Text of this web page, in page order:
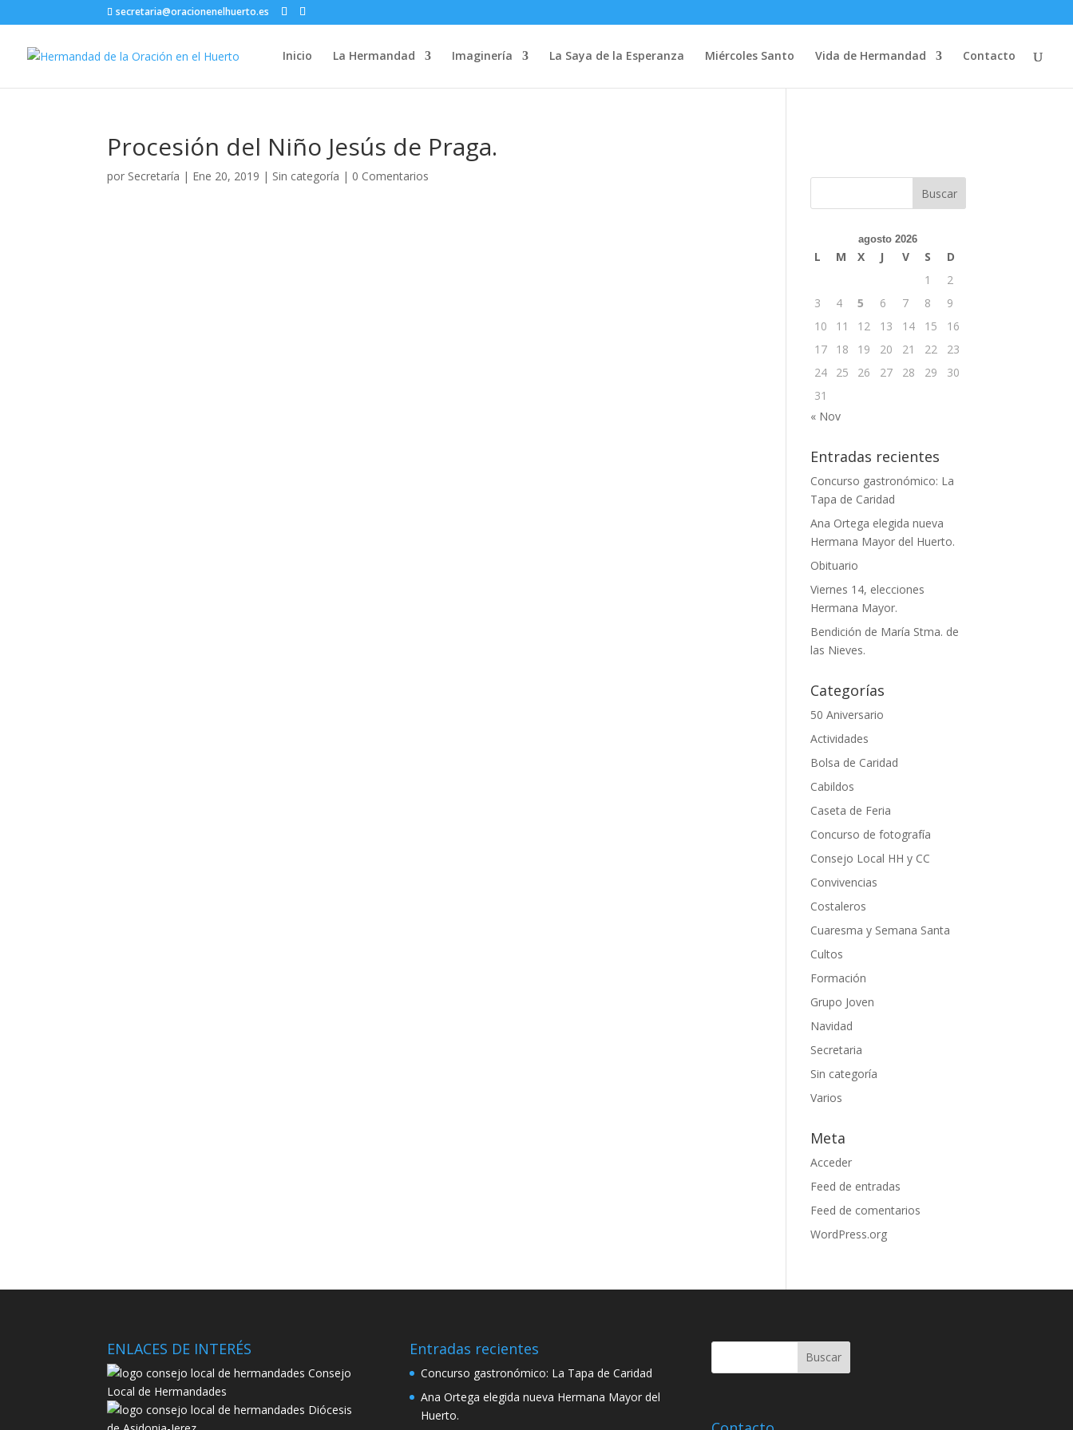
secretaria@oracionenelhuerto.es
Inicio La Hermandad Imaginería La Saya de la Esperanza Miércoles Santo Vida de Hermandad Contacto
Procesión del Niño Jesús de Praga.
por Secretaría | Ene 20, 2019 | Sin categoría | 0 Comentarios
agosto 2026
L M X J V S
D
1
2
3
4 5 6 7 8
9
10
11 12 13 14 15
16
17
18 19 20 21 22
23
24
25 26 27 28 29
30
31
« Nov
Entradas recientes
Concurso gastronómico: La
Tapa de Caridad
Ana Ortega elegida nueva
Hermana Mayor del Huerto.
Obituario
Viernes 14, elecciones
Hermana Mayor.
Bendición de María Stma. de
las Nieves.
Categorías
50 Aniversario
Actividades
Bolsa de Caridad
Cabildos
Caseta de Feria
Concurso de fotografía
Consejo Local HH y CC
Convivencias
Costaleros
Cuaresma y Semana Santa
Cultos
Formación
Grupo Joven
Navidad
Secretaria
Sin categoría
Varios
Meta
Acceder
Feed de entradas
Feed de comentarios
WordPress.org
ENLACES DE INTERÉS
Consejo
Local de Hermandades
Diócesis
Entradas recientes
Concurso gastronómico: La Tapa de Caridad
Ana Ortega elegida nueva Hermana Mayor del
Huerto.